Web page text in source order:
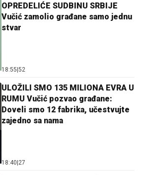
OPREDELIĆE SUDBINU SRBIJE
Vučić zamolio građane samo jednu
stvar
18:55|52
ULOŽILI SMO 135 MILIONA EVRA U
RUMU Vučić pozvao građane:
Doveli smo 12 fabrika, učestvujte
zajedno sa nama
18:40|27